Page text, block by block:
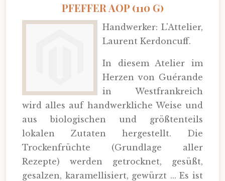
PFEFFER AOP (110 G)
Handwerker: L'Attelier,
Laurent Kerdoncuff.
In diesem Atelier im
Herzen von Guérande
in Westfrankreich
wird alles auf handwerkliche Weise und
aus biologischen und größtenteils
lokalen Zutaten hergestellt. Die
Trockenfrüchte (Grundlage aller
Rezepte) werden getrocknet, gesüßt,
gesalzen, karamellisiert, gewürzt ... Es ist